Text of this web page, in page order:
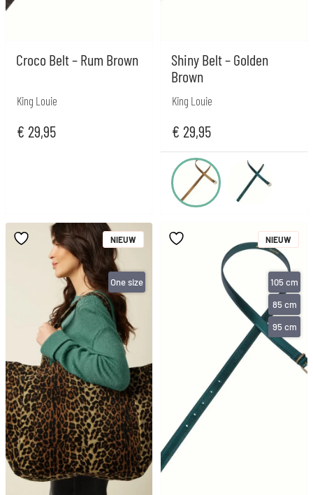
Croco Belt – Rum Brown
King Louie
€ 29,95
Shiny Belt – Golden
Brown
King Louie
€ 29,95
NIEUW
One size
NIEUW
105 cm
85 cm
95 cm